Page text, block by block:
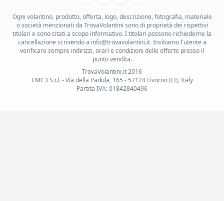
Ogni volantino, prodotto, offerta, logo, descrizione, fotografia, materiale
o società menzionati da TrovaVolantini sono di proprietà dei rispettivi
titolari e sono citati a scopo informativo. I titolari possono richiederne la
cancellazione scrivendo a info@trovavolantini.it. Invitiamo l'utente a
verificare sempre indirizzi, orari e condizioni delle offerte presso il
punto vendita.
TrovaVolantini.it 2016
EMC3 S.r.l. - Via della Padula, 165 - 57124 Livorno (LI), Italy
Partita IVA: 01842840496